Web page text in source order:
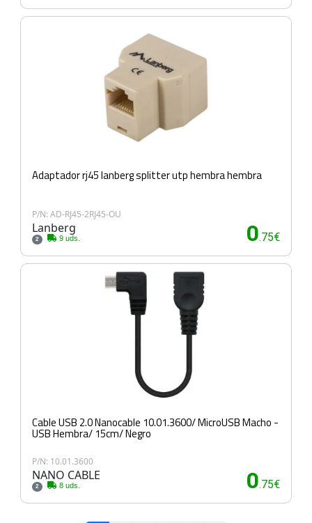
Adaptador rj45 lanberg splitter utp hembra hembra
P/N: AD-RJ45-2RJ45-OU
Lanberg
2 9 uds. 0.75€
Cable USB 2.0 Nanocable 10.01.3600/ MicroUSB Macho -
USB Hembra/ 15cm/ Negro
P/N: 10.01.3600
NANO CABLE
2 8 uds. 0.75€